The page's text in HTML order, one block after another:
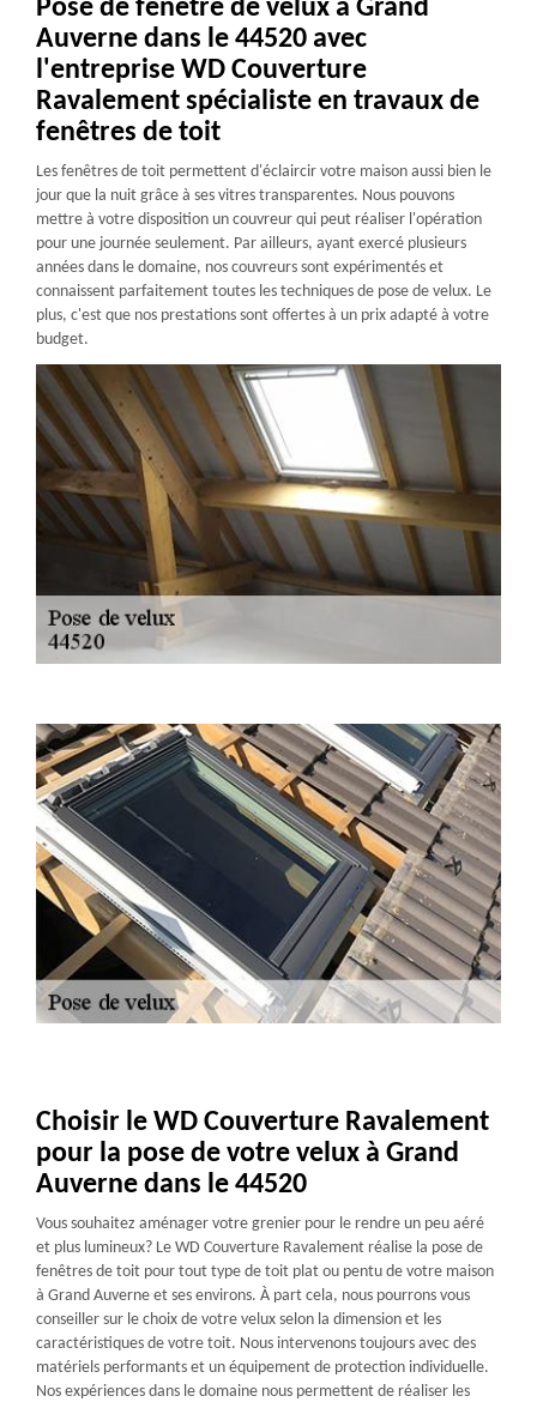
Pose de fenêtre de velux à Grand
Auverne dans le 44520 avec
l'entreprise WD Couverture
Ravalement spécialiste en travaux de
fenêtres de toit
Les fenêtres de toit permettent d'éclaircir votre maison aussi bien le
jour que la nuit grâce à ses vitres transparentes. Nous pouvons
mettre à votre disposition un couvreur qui peut réaliser l'opération
pour une journée seulement. Par ailleurs, ayant exercé plusieurs
années dans le domaine, nos couvreurs sont expérimentés et
connaissent parfaitement toutes les techniques de pose de velux. Le
plus, c'est que nos prestations sont offertes à un prix adapté à votre
budget.
Choisir le WD Couverture Ravalement
pour la pose de votre velux à Grand
Auverne dans le 44520
Vous souhaitez aménager votre grenier pour le rendre un peu aéré
et plus lumineux? Le WD Couverture Ravalement réalise la pose de
fenêtres de toit pour tout type de toit plat ou pentu de votre maison
à Grand Auverne et ses environs. À part cela, nous pourrons vous
conseiller sur le choix de votre velux selon la dimension et les
caractéristiques de votre toit. Nous intervenons toujours avec des
matériels performants et un équipement de protection individuelle.
Nos expériences dans le domaine nous permettent de réaliser les